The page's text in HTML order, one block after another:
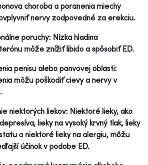
choroba a poranenia miechy
nervy zodpovedné za erekciu.
poruchy: Nízka hladina
môže znížiť libido a spôsobiť ED.
penisu alebo panvovej oblasti:
môžu poškodiť cievy a nervy v
niektorých liekov: Niektoré lieky, ako
lieky na vysoký krvný tlak, lieky
a niektoré lieky na alergiu, môžu
účinok v podobe ED.